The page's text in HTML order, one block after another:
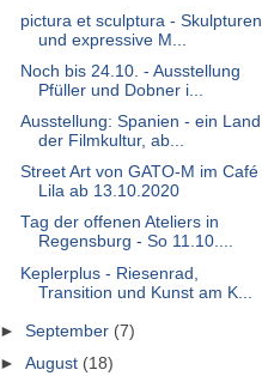
pictura et sculptura - Skulpturen
und expressive M...
Noch bis 24.10. - Ausstellung
Pfüller und Dobner i...
Ausstellung: Spanien - ein Land
der Filmkultur, ab...
Street Art von GATO-M im Café
Lila ab 13.10.2020
Tag der offenen Ateliers in
Regensburg - So 11.10....
Keplerplus - Riesenrad,
Transition und Kunst am K...
►September (7)
►August (18)